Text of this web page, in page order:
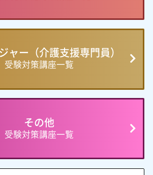
ャー（介護支援専門員）
受験対策講座一覧
その他
受験対策講座一覧